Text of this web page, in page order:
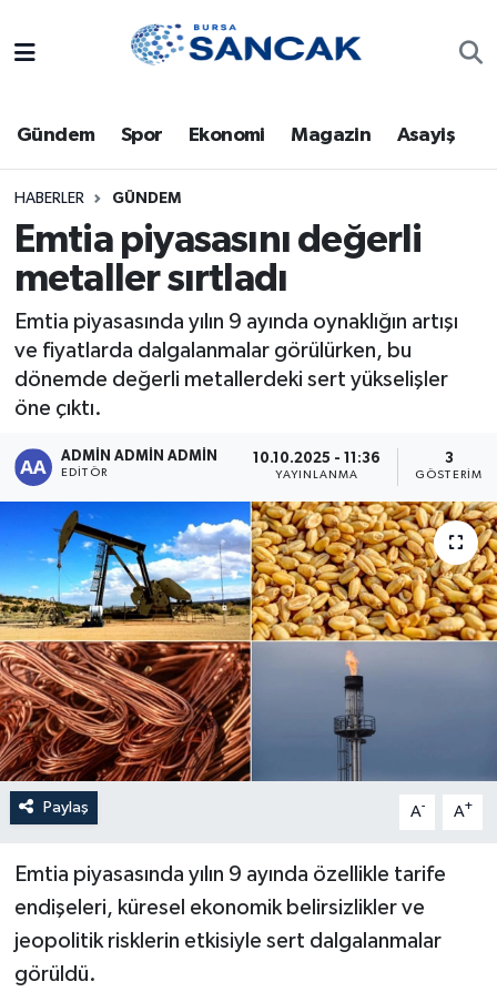
Gündem Spor Ekonomi Magazin Asayiş
HABERLER GÜNDEM
Emtia piyasasını değerli
metaller sırtladı
Emtia piyasasında yılın 9 ayında oynaklığın artışı
ve fiyatlarda dalgalanmalar görülürken, bu
dönemde değerli metallerdeki sert yükselişler
öne çıktı.
ADMİN ADMİN ADMİN
EDITÖR
10.10.2025 - 11:36
YAYINLANMA
3
GÖSTERIM
Paylaş A- A+
Emtia piyasasında yılın 9 ayında özellikle tarife
endişeleri, küresel ekonomik belirsizlikler ve
jeopolitik risklerin etkisiyle sert dalgalanmalar
görüldü.
Bursa
Dünya
Eğitim
Ekonomi
Genel
Gündem
Magazin
Sağlık
Siyaset
Spor
Türkiye
Trafik Durumu
Süper Lig Puan Durumu ve Fikstür
Tüm Manşetler
Son Dakika Haberleri
Haber Arşivi